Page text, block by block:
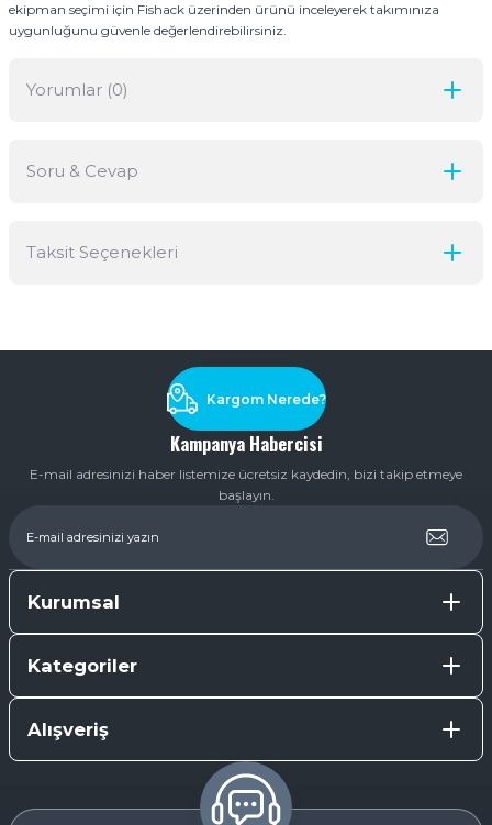
ekipman seçimi için Fishack üzerinden ürünü inceleyerek takımınıza
uygunluğunu güvenle değerlendirebilirsiniz.
Yorumlar (0)
Soru & Cevap
Taksit Seçenekleri
Kampanya Habercisi
E-mail adresinizi haber listemize ücretsiz kaydedin, bizi takip etmeye
başlayın.
Kargom Nerede?
Kurumsal
Kategoriler
Alışveriş